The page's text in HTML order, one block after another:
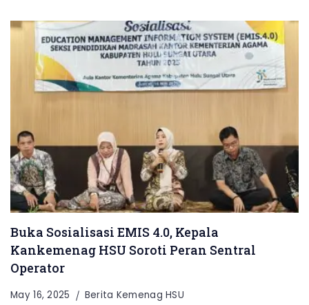
Buka Sosialisasi EMIS 4.0, Kepala
Kankemenag HSU Soroti Peran Sentral
Operator
May 16, 2025 Berita Kemenag HSU